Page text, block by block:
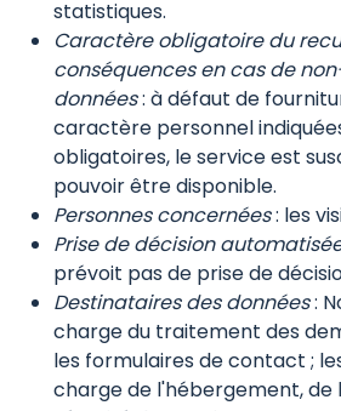
statistiques.
Caractère obligatoire du
conséquences en cas de
données: à défaut de
caractère personnel
obligatoires, le service est
pouvoir être disponible.
Personnes concernées: les
Prise de décision
prévoit pas de prise de
Destinataires des données:
charge du traitement des
les formulaires de contact ;
charge de l'hébergement,